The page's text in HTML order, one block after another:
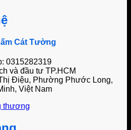
Cát Tường
0315282319
và đầu tư TP.HCM
Điệu, Phường Phước Long,
Việt Nam